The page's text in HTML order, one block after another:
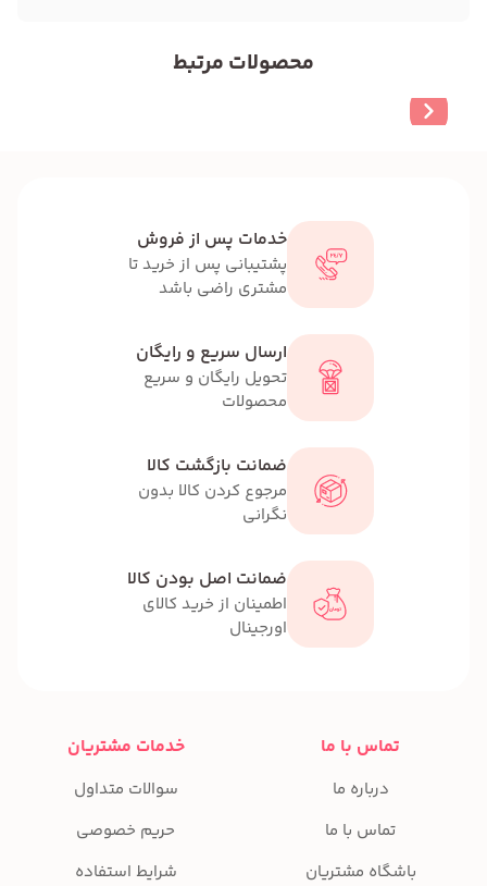
محصولات مرتبط
خدمات پس از فروش
پشتیبانی پس از خرید تا
مشتری راضی باشد
ارسال سریع و رایگان
تحویل رایگان و سریع
محصولات
ضمانت بازگشت کالا
مرجوع کردن کالا بدون
نگرانی
ضمانت اصل بودن کالا
اطمینان از خرید کالای
اورجینال
تماس با ما
درباره ما
تماس با ما
باشگاه مشتریان
خدمات مشتریان
سوالات متداول
حریم خصوصی
شرایط استفاده